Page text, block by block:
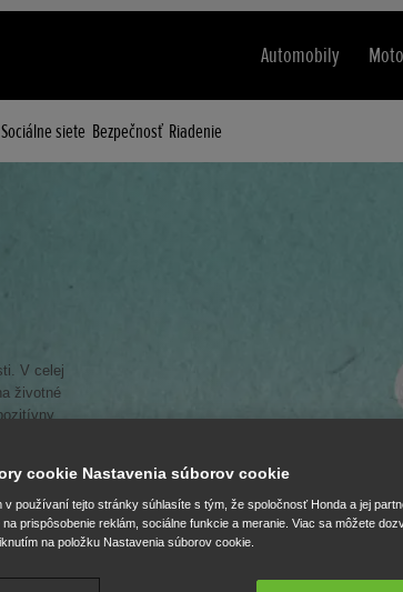
Automobily
Sociálne siete Bezpečnosť Riadenie
V celej
životné
Honda
rizík a
cookie Nastavenia súborov cookie
v používaní tejto stránky súhlasíte s tým, že spoločnosť Honda a jej
prispôsobenie reklám, sociálne funkcie a meranie. Viac sa môžete
na položku Nastavenia súborov cookie.